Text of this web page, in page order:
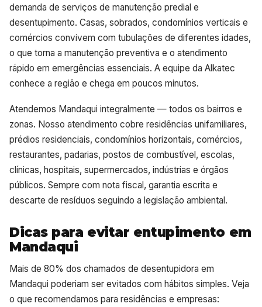
demanda de serviços de manutenção predial e
desentupimento. Casas, sobrados, condomínios verticais e
comércios convivem com tubulações de diferentes idades,
o que torna a manutenção preventiva e o atendimento
rápido em emergências essenciais. A equipe da Alkatec
conhece a região e chega em poucos minutos.
Atendemos Mandaqui integralmente — todos os bairros e
zonas. Nosso atendimento cobre residências unifamiliares,
prédios residenciais, condomínios horizontais, comércios,
restaurantes, padarias, postos de combustível, escolas,
clínicas, hospitais, supermercados, indústrias e órgãos
públicos. Sempre com nota fiscal, garantia escrita e
descarte de resíduos seguindo a legislação ambiental.
Dicas para evitar entupimento em
Mandaqui
Mais de 80% dos chamados de desentupidora em
Mandaqui poderiam ser evitados com hábitos simples. Veja
o que recomendamos para residências e empresas: